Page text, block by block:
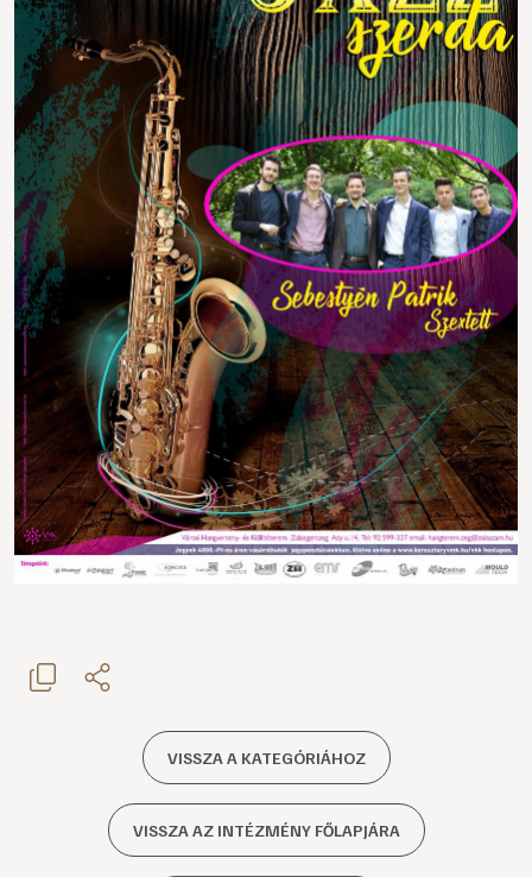
VISSZA A KATEGÓRIÁHOZ
VISSZA AZ INTÉZMÉNY FŐLAPJÁRA